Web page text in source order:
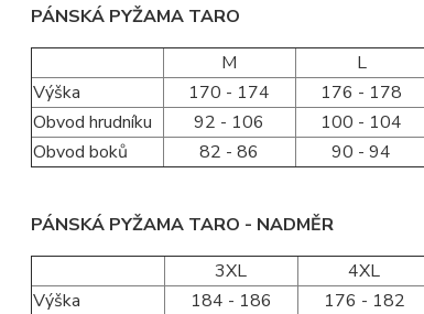
PÁNSKÁ PYŽAMA TARO
M
L
Výška
170 - 174 176 - 178
Obvod hrudníku
92 - 106 100 - 104
Obvod boků
82 - 86 90 - 94
PÁNSKÁ PYŽAMA TARO - NADMĚR
3XL
4XL
Výška
184 - 186 176 - 182